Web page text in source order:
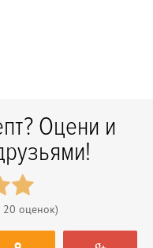
Оцени и
20 оценок)